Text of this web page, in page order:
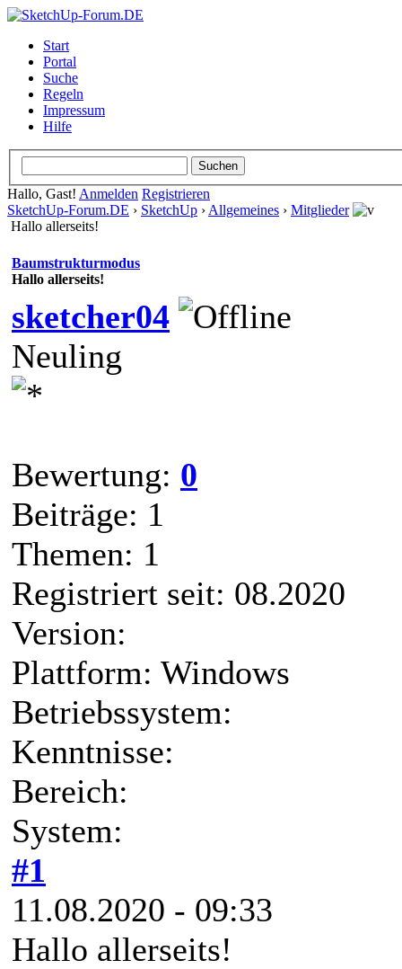
Start
Portal
Suche
Regeln
Impressum
Hilfe
Hallo, Gast! Anmelden Registrieren
SketchUp-Forum.DE › SketchUp › Allgemeines › Mitglieder
Hallo allerseits!
Baumstrukturmodus
Hallo allerseits!
sketcher04
Neuling
Bewertung: 0
Beiträge: 1
Themen: 1
Registriert seit: 08.2020
Version:
Plattform: Windows
Betriebssystem:
Kenntnisse:
Bereich:
System:
#1
11.08.2020 - 09:33
Hallo allerseits!